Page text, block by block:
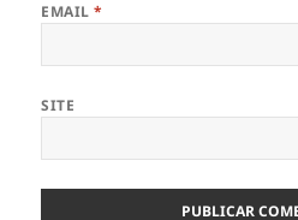
EMAIL*
SITE